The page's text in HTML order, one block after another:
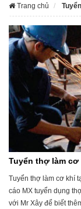
Trang chủ
Tuyển thợ làm cơ
Tuyển thợ làm cơ khí
cáo MX tuyển dụng
với Mr Xây để biết